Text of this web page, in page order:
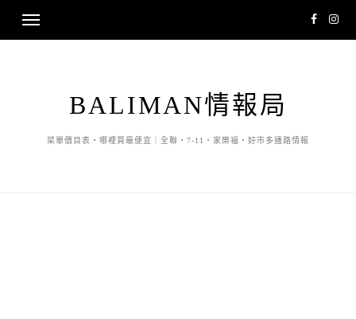
BALIMAN情報局
菜單價目表・哪裡買最便宜｜全聯・7-11・家樂福・好市多通路情報